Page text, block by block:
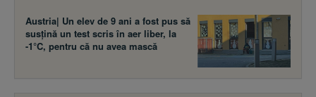
Austria| Un elev de 9 ani a fost pus să
susţină un test scris în aer liber, la
-1°C, pentru că nu avea mască